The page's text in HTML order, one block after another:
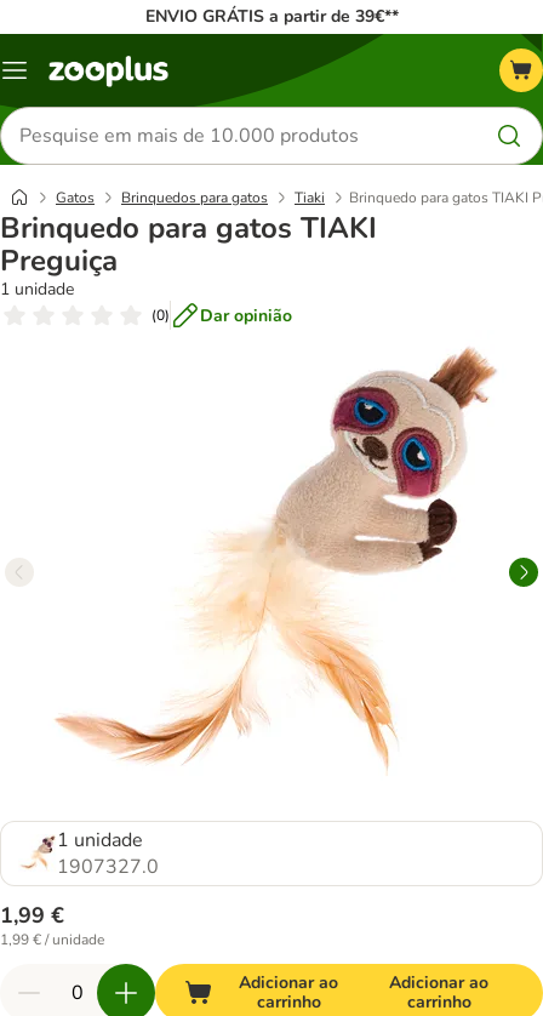
ENVIO GRÁTIS a partir de 39€**
Menu
Pesquisar
produtos
Gatos Brinquedos para gatos Tiaki Brinquedo para gatos TIAKI
Brinquedo para gatos TIAKI
Preguiça
1 unidade
(0) Dar opinião
1 unidade
1907327.0
1,99 €
1,99 € / unidade
Adicionar ao
carrinho
Adicionar ao
carrinho